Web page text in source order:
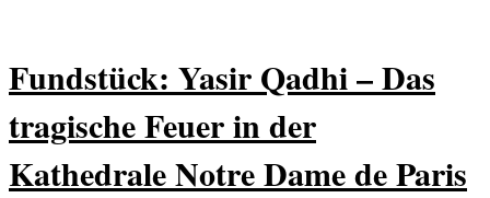
Fundstück: Yasir Qadhi – Das
tragische Feuer in der
Kathedrale Notre Dame de Paris